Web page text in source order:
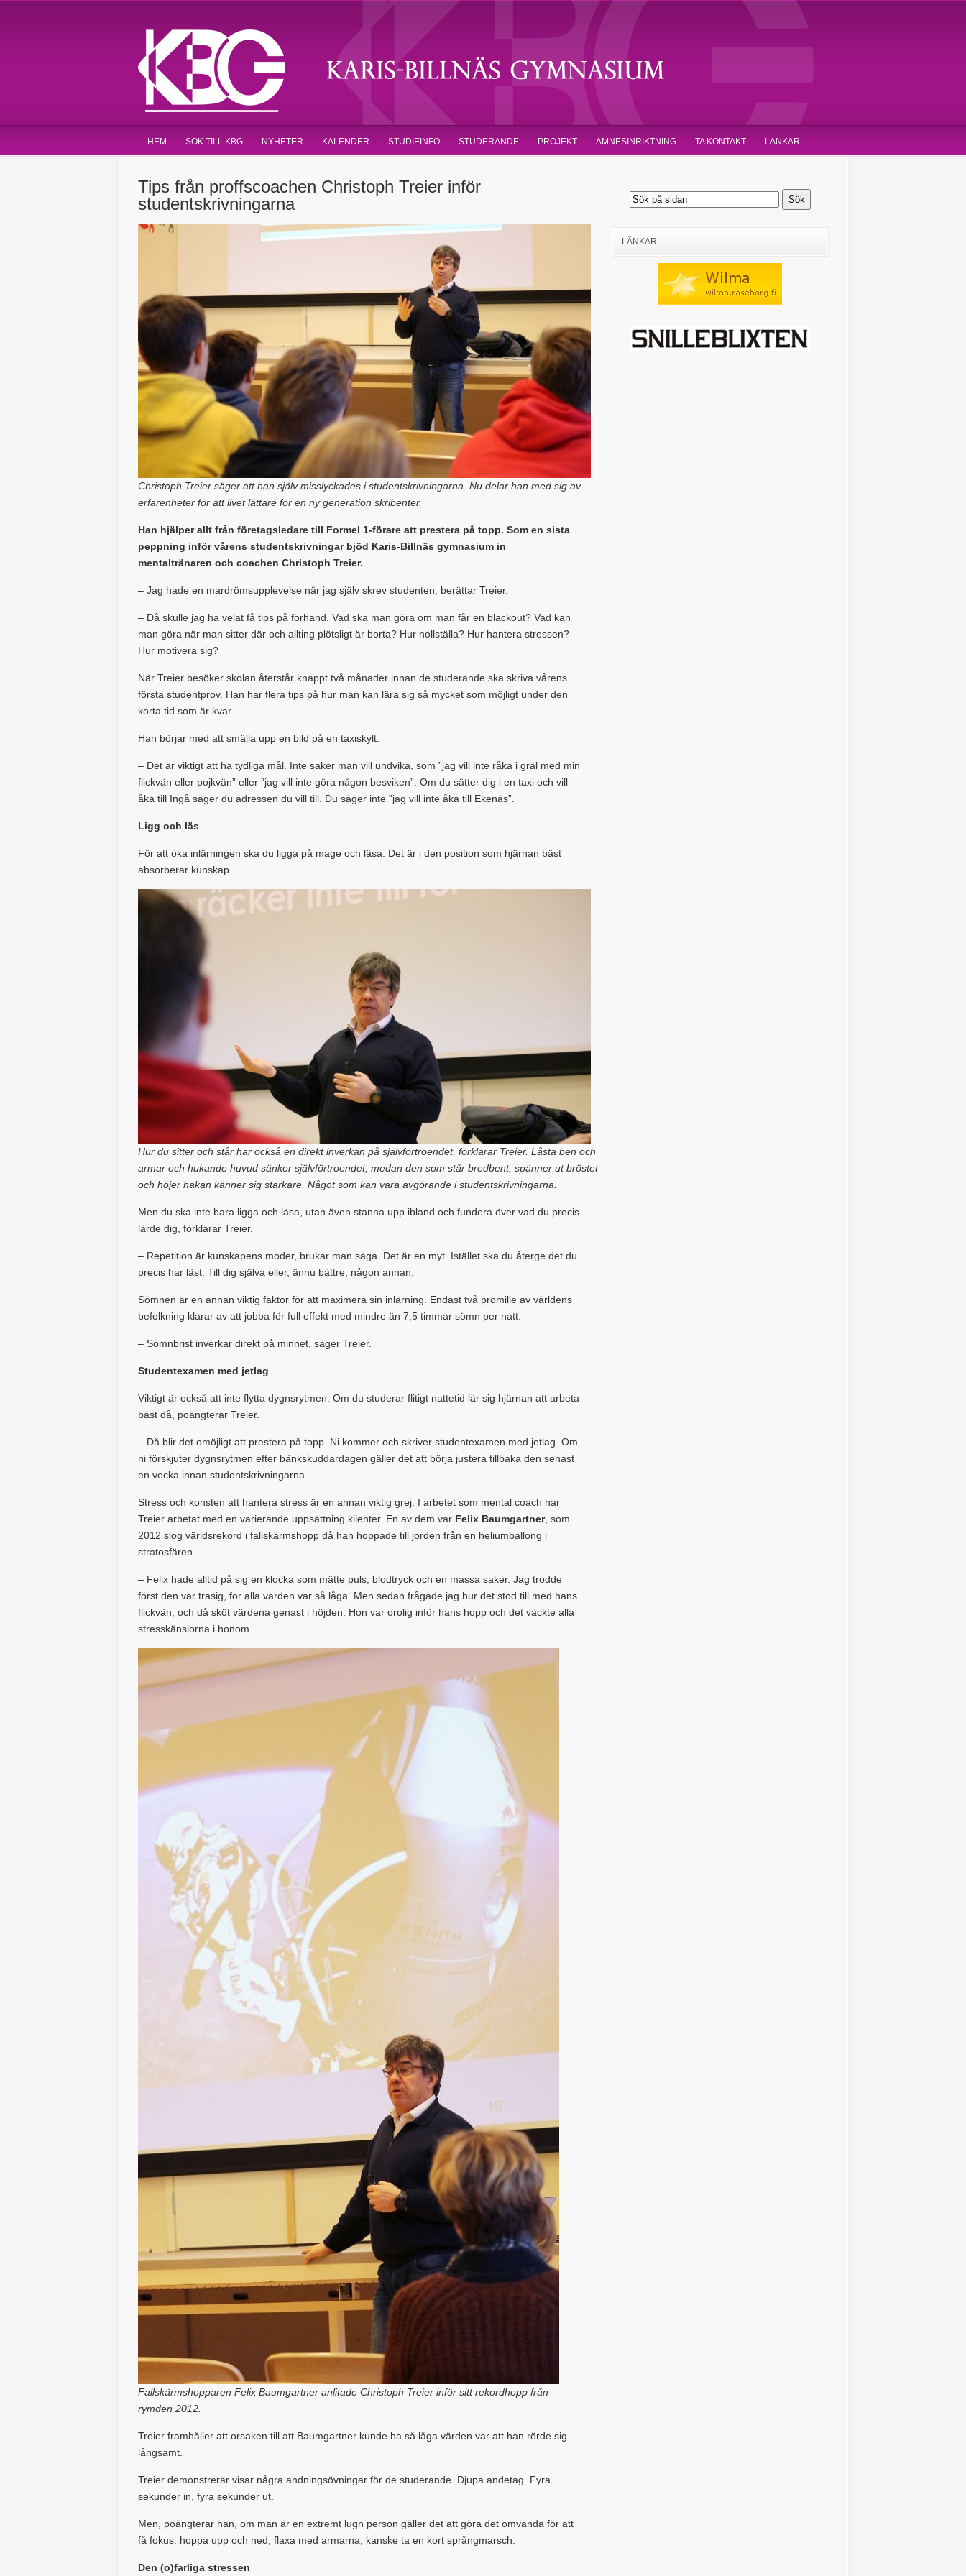
HEM SÖK TILL KBG NYHETER KALENDER STUDIEINFO STUDERANDE PROJEKT ÄMNESINRIKTNING TA KONTAKT LÄNKAR
Tips från proffscoachen Christoph Treier inför
studentskrivningarna
Christoph Treier säger att han själv misslyckades i studentskrivningarna. Nu delar han med sig av
erfarenheter för att livet lättare för en ny generation skribenter.
Han hjälper allt från företagsledare till Formel 1-förare att prestera på topp. Som en sista
peppning inför vårens studentskrivningar bjöd Karis-Billnäs gymnasium in
mentaltränaren och coachen Christoph Treier.
– Jag hade en mardrömsupplevelse när jag själv skrev studenten, berättar Treier.
– Då skulle jag ha velat få tips på förhand. Vad ska man göra om man får en blackout? Vad kan
man göra när man sitter där och allting plötsligt är borta? Hur nollställa? Hur hantera stressen?
Hur motivera sig?
När Treier besöker skolan återstår knappt två månader innan de studerande ska skriva vårens
första studentprov. Han har flera tips på hur man kan lära sig så mycket som möjligt under den
korta tid som är kvar.
Han börjar med att smälla upp en bild på en taxiskylt.
– Det är viktigt att ha tydliga mål. Inte saker man vill undvika, som ”jag vill inte råka i gräl med min
flickvän eller pojkvän” eller ”jag vill inte göra någon besviken”. Om du sätter dig i en taxi och vill
åka till Ingå säger du adressen du vill till. Du säger inte ”jag vill inte åka till Ekenäs”.
Ligg och läs
För att öka inlärningen ska du ligga på mage och läsa. Det är i den position som hjärnan bäst
absorberar kunskap.
Hur du sitter och står har också en direkt inverkan på självförtroendet, förklarar Treier. Låsta ben och
armar och hukande huvud sänker självförtroendet, medan den som står bredbent, spänner ut bröstet
och höjer hakan känner sig starkare. Något som kan vara avgörande i studentskrivningarna.
Men du ska inte bara ligga och läsa, utan även stanna upp ibland och fundera över vad du precis
lärde dig, förklarar Treier.
– Repetition är kunskapens moder, brukar man säga. Det är en myt. Istället ska du återge det du
precis har läst. Till dig själva eller, ännu bättre, någon annan.
Sömnen är en annan viktig faktor för att maximera sin inlärning. Endast två promille av världens
befolkning klarar av att jobba för full effekt med mindre än 7,5 timmar sömn per natt.
– Sömnbrist inverkar direkt på minnet, säger Treier.
Studentexamen med jetlag
Viktigt är också att inte flytta dygnsrytmen. Om du studerar flitigt nattetid lär sig hjärnan att arbeta
bäst då, poängterar Treier.
– Då blir det omöjligt att prestera på topp. Ni kommer och skriver studentexamen med jetlag. Om
ni förskjuter dygnsrytmen efter bänkskuddardagen gäller det att börja justera tillbaka den senast
en vecka innan studentskrivningarna.
Stress och konsten att hantera stress är en annan viktig grej. I arbetet som mental coach har
Treier arbetat med en varierande uppsättning klienter. En av dem var Felix Baumgartner, som
2012 slog världsrekord i fallskärmshopp då han hoppade till jorden från en heliumballong i
stratosfären.
– Felix hade alltid på sig en klocka som mätte puls, blodtryck och en massa saker. Jag trodde
först den var trasig, för alla värden var så låga. Men sedan frågade jag hur det stod till med hans
flickvän, och då sköt värdena genast i höjden. Hon var orolig inför hans hopp och det väckte alla
stresskänslorna i honom.
Fallskärmshopparen Felix Baumgartner anlitade Christoph Treier inför sitt rekordhopp från
rymden 2012.
Treier framhåller att orsaken till att Baumgartner kunde ha så låga värden var att han rörde sig
långsamt.
Treier demonstrerar visar några andningsövningar för de studerande. Djupa andetag. Fyra
sekunder in, fyra sekunder ut.
Men, poängterar han, om man är en extremt lugn person gäller det att göra det omvända för att
få fokus: hoppa upp och ned, flaxa med armarna, kanske ta en kort språngmarsch.
Den (o)farliga stressen
LÄNKAR